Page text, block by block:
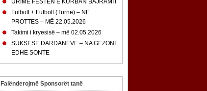
URIME FESTËN E KURBAN BAJRAMIT
Futboll + Futboll (Turne) – NË
PROTTES – MË 22.05.2026
Takimi i kryesisë – më 02.05.2026
SUKSESE DARDANËVE – NA GËZONI
EDHE SONTE
Falënderojmë Sponsorët tanë